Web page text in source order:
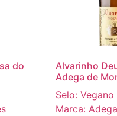
do
Alvarinho
Adega de
Selo: Vegano
Marca: